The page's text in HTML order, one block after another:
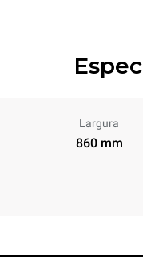
Largura
860 mm